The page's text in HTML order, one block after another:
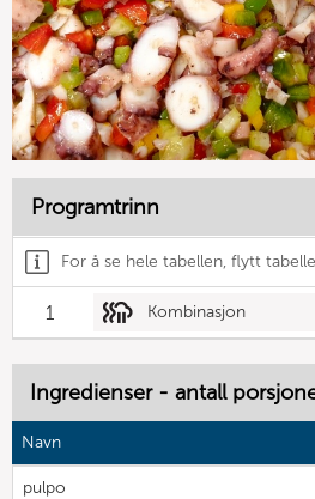
Programtrinn
For å se hele tabellen, flytt
1 Kombinasjon
Ingredienser - antall
Navn
pulpo